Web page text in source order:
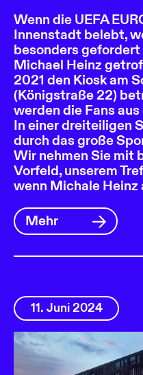
Wenn die UEFA
Innenstadt belebt,
besonders
Michael Heinz
2021 den Kiosk am
(Königstraße 22)
werden die Fans
In einer dreiteiligen
durch das große
Wir nehmen Sie mit
Vorfeld, unserem
wenn Michale Heinz
Mehr
11. Juni 2024